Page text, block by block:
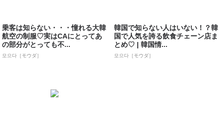
乗客は知らない・・・憧れる大韓
航空の制服♡実はCAにとってあ
の部分がとっても不...
모으다［モウダ］
韓国で知らない人はいない！？韓
国で人気を誇る飲食チェーン店ま
とめ♡ | 韓国情...
모으다［モウダ］